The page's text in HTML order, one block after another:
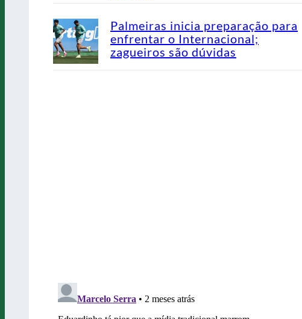
Palmeiras inicia preparação para
enfrentar o Internacional;
zagueiros são dúvidas